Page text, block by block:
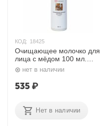
КОД: 18425
Очищающее молочко для
лица с мёдом 100 мл.
Indiale
нет в наличии
535₽
Нет в наличии